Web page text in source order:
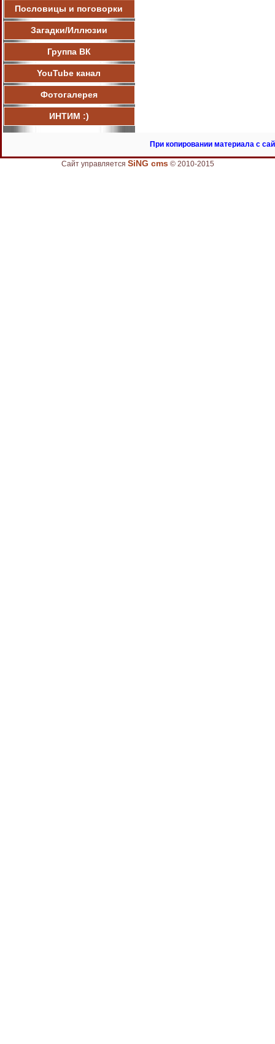
Пословицы и поговорки
Загадки/Иллюзии
Группа ВК
YouTube канал
Фотогалерея
ИНТИМ :)
При копировании материала с
Сайт управляется SiNG cms© 2010-2015